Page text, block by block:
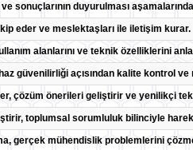
sonuçlarının duyurulması
eder ve meslektaşları ile iletişim kurar.
alanlarını ve teknik özelliklerini
güvenilirliği açısından kalite
çözüm önerileri geliştirir ve yenilikçi
toplumsal sorumluluk bilinciyle
gerçek mühendislik problemlerini